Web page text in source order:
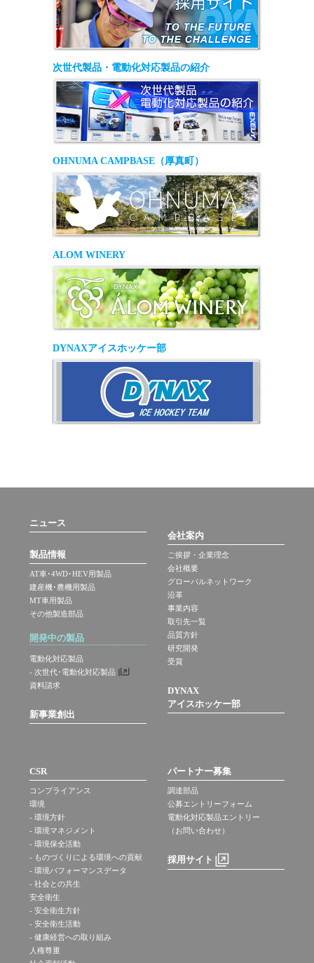
次世代製品・電動化対応製品の紹介
OHNUMA CAMPBASE（厚真町）
ALOM WINERY
DYNAXアイスホッケー部
ニュース
製品情報
AT車･4WD･HEV用製品
建産機･農機用製品
MT車用製品
その他製造部品
開発中の製品
電動化対応製品
- 次世代･電動化対応製品
資料請求
新事業創出
会社案内
ご挨拶・企業理念
会社概要
グローバルネットワーク
沿革
事業内容
取引先一覧
品質方針
研究開発
受賞
DYNAX
アイスホッケー部
CSR
コンプライアンス
環境
- 環境方針
- 環境マネジメント
- 環境保全活動
- ものづくりによる環境への貢献
- 環境パフォーマンスデータ
- 社会との共生
安全衛生
- 安全衛生方針
- 安全衛生活動
- 健康経営への取り組み
人権尊重
パートナー募集
調達部品
公募エントリーフォーム
電動化対応製品エントリー
（お問い合わせ）
採用サイト